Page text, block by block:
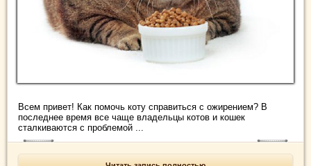
Всем привет! Как помочь коту справиться с ожирением? В
последнее время все чаще владельцы котов и кошек
сталкиваются с проблемой ...